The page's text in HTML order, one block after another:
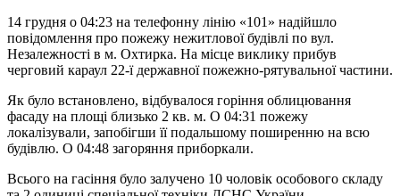
14 грудня о 04:23 на телефонну лінію «101» надійшло
повідомлення про пожежу нежитлової будівлі по вул.
Незалежності в м. Охтирка. На місце виклику прибув
черговий караул 22-ї державної пожежно-рятувальної частини.
Як було встановлено, відбувалося горіння облицювання
фасаду на площі близько 2 кв. м. О 04:31 пожежу
локалізували, запобігши її подальшому поширенню на всю
будівлю. О 04:48 загоряння приборкали.
Всього на гасіння було залучено 10 чоловік особового складу